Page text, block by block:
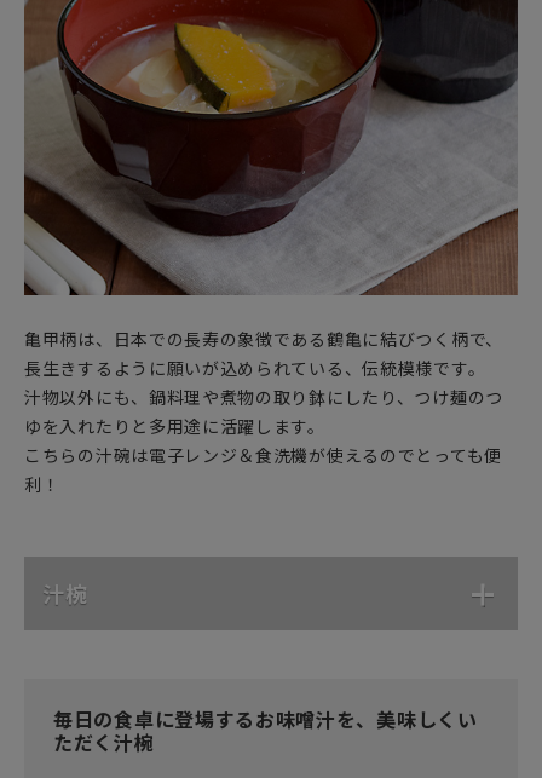
亀甲柄は、日本での長寿の象徴である鶴亀に結びつく柄で、
長生きするように願いが込められている、伝統模様です。
汁物以外にも、鍋料理や煮物の取り鉢にしたり、つけ麺のつ
ゆを入れたりと多用途に活躍します。
こちらの汁碗は電子レンジ＆食洗機が使えるのでとっても便
利！
汁椀
毎日の食卓に登場するお味噌汁を、美味しくい
ただく汁椀